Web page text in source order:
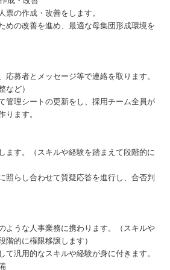
票の作成・改善をします。
めの改善を進め、最適な母集団形成環境を
応募者とメッセージ等で連絡を取ります。
など）
管理シートの更新をし、採用チーム全員が
ります。
ます。（スキルや経験を踏まえて段階的に
照らし合わせて質疑応答を進行し、合否判
ような人事業務に携わります。（スキルや
階的に権限移譲します）
て汎用的なスキルや経験が身に付きます。